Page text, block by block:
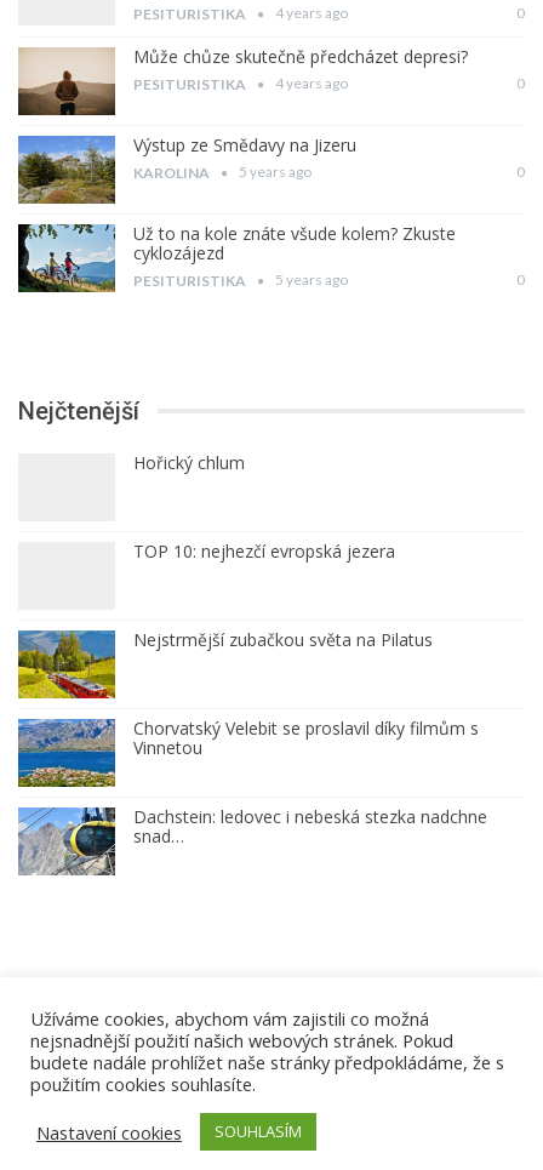
PESITURISTIKA 4 years ago 0
Může chůze skutečně předcházet depresi?
PESITURISTIKA 4 years ago 0
Výstup ze Smědavy na Jizeru
KAROLINA 5 years ago 0
Už to na kole znáte všude kolem? Zkuste
cyklozájezd
PESITURISTIKA 5 years ago 0
Nejčtenější
Hořický chlum
TOP 10: nejhezčí evropská jezera
Nejstrmější zubačkou světa na Pilatus
Chorvatský Velebit se proslavil díky filmům s
Vinnetou
Dachstein: ledovec i nebeská stezka nadchne
snad…
© 2016-2026. All Rights Reserved.
Autor projektu:CK HOŠKA TOUR
Užíváme cookies, abychom vám zajistili co možná
nejsnadnější použití našich webových stránek. Pokud
budete nadále prohlížet naše stránky předpokládáme, že s
použitím cookies souhlasíte.
Nastavení cookies
SOUHLASÍM